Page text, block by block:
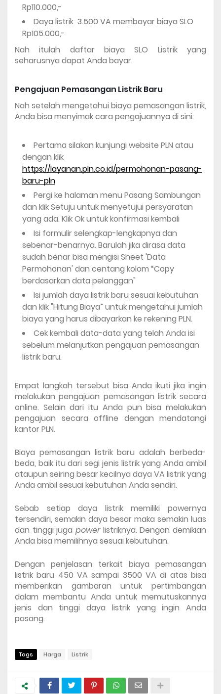
Rp110.000,-
Daya listrik  3.500 VA membayar biaya SLO
Rp105.000,-
Nah itulah daftar biaya SLO Listrik yang
seharusnya dapat Anda bayar.
Pengajuan Pemasangan Listrik Baru
Nah setelah mengetahui biaya pemasangan listrik,
Anda bisa menyimak cara pengajuannya di sini:
Pertama silakan kunjungi website PLN atau
https://layanan.pln.co.id/permohonan-pasang-
baru-pln
Pergi ke halaman menu Pasang Sambungan
dan klik Setuju untuk menyetujui persyaratan
yang ada. Klik Ok untuk konfirmasi kembali
Isi formulir selengkap-lengkapnya dan
sebenar-benarnya. Barulah jika dirasa data
sudah benar bisa mengisi Sheet 'Data
Permohonan' dan centang kolom “Copy
berdasarkan data pelanggan"
Isi jumlah daya listrik baru sesuai kebutuhan
dan klik "Hitung Biaya” untuk mengetahui jumlah
biaya yang harus dibayarkan ke rekening PLN.
Cek kembali data-data yang telah Anda isi
sebelum melanjutkan pengajuan pemasangan
listrik baru.
Empat langkah tersebut bisa Anda ikuti jika ingin
melakukan pengajuan pemasangan listrik secara
online. Selain dari itu Anda pun bisa melakukan
pengajuan secara offline dengan mendatangi
kantor PLN.
Biaya pemasangan listrik baru adalah berbeda-
beda, baik itu dari segi jenis listrik yang Anda ambil
ataupun seiring besar kecilnya daya VA listrik yang
Anda ambil sesuai kebutuhan Anda sendiri.
Sebab setiap daya listrik memiliki powernya
tersendiri, semakin daya besar maka semakin luas
dan tinggi juga power listriknya. Dengan demikian
Anda bisa memilihnya sesuai kebutuhan.
Dengan penjelasan terkait biaya pemasangan
listrik baru 450 VA sampai 3500 VA di atas bisa
memberikan gambaran untuk pertimbangan
dalam membantu Anda untuk memutuskannya
jenis dan tinggi daya listrik yang ingin Anda
pasang.
Tags Harga Listrik